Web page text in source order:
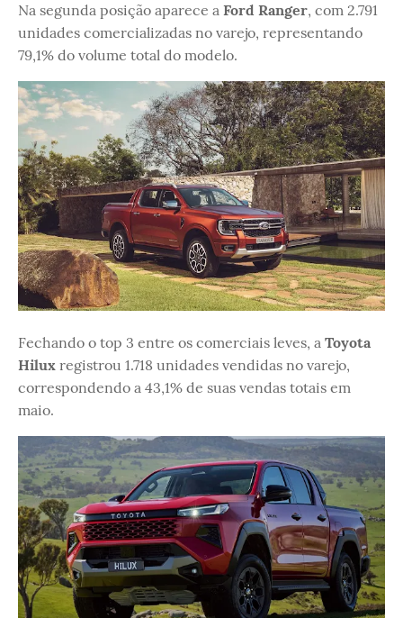
Na segunda posição aparece a Ford Ranger, com 2.791
unidades comercializadas no varejo, representando
79,1% do volume total do modelo.
Fechando o top 3 entre os comerciais leves, a Toyota
Hilux registrou 1.718 unidades vendidas no varejo,
correspondendo a 43,1% de suas vendas totais em
maio.